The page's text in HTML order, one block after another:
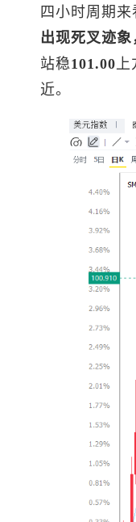
四小时周期来
出现死叉迹
站稳101.00上
近。